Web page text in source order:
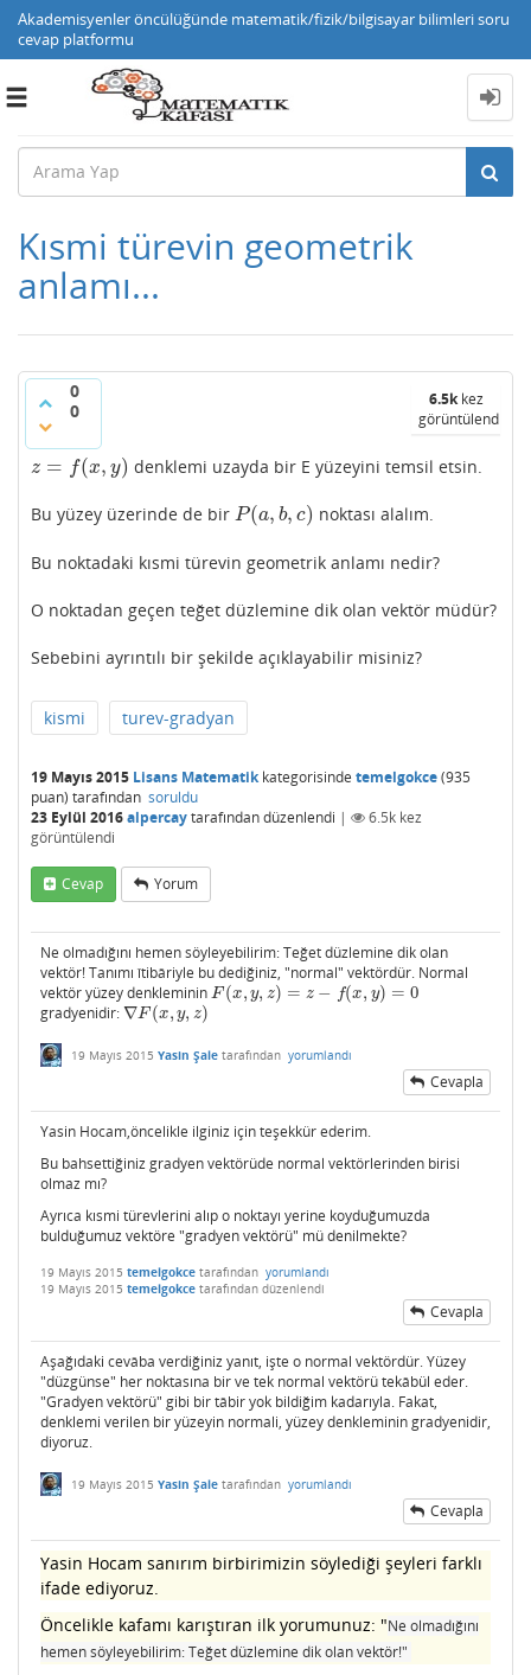
Akademisyenler öncülüğünde matematik/fizik/bilgisayar bilimleri soru
cevap platformu
Toggle
Kısmi türevin geometrik
anlamı...
0
0
6.5kkez
görüntülendi
z = f(x, y)
z=f(x y) denklemi uzayda bir E yüzeyini temsil etsin.
Bu yüzey üzerinde de bir P(a, b, c)
P(a,b, c) noktası alalım.
Bu noktadaki kısmi türevin geometrik anlamı nedir?
O noktadan geçen teğet düzlemine dik olan vektör müdür?
Sebebini ayrıntılı bir şekilde açıklayabilir misiniz?
kismi turev-gradyan
19 Mayıs 2015 Lisans Matematikkategorisinde temelgokce(935
puan) tarafından soruldu
23 Eylül 2016alpercaytarafındandüzenlendi | 6.5k kez
görüntülendi
Cevap Yorum
Ne olmadığını hemen söyleyebilirim: Teğet düzlemine dik olan
vektör! Tanımı îtibâriyle bu dediğiniz, "normal" vektördür. Normal
vektör yüzey denkleminin F (x, y, z) = z − f(x, y) = 0
F(x,y,z)= z−f (x, y)=0
gradyenidir:∇F (x, y, z)
∇F(x,y,z)
19 Mayıs 2015 Yasin Şale tarafından yorumlandı
Cevapla
Yasin Hocam,öncelikle ilginiz için teşekkür ederim.
Bu bahsettiğiniz gradyen vektörüde normal vektörlerinden birisi
olmaz mı?
Ayrıca kısmi türevlerini alıp o noktayı yerine koyduğumuzda
bulduğumuz vektöre "gradyen vektörü" mü denilmekte?
19 Mayıs 2015 temelgokce tarafından yorumlandı
19 Mayıs 2015 temelgokce tarafından düzenlendi
Cevapla
Aşağıdaki cevâba verdiğiniz yanıt, işte o normal vektördür. Yüzey
"düzgünse" her noktasına bir ve tek normal vektörü tekâbül eder.
"Gradyen vektörü" gibi bir tâbir yok bildiğim kadarıyla. Fakat,
denklemi verilen bir yüzeyin normali, yüzey denkleminin gradyenidir,
diyoruz.
19 Mayıs 2015 Yasin Şale tarafından yorumlandı
Cevapla
Yasin Hocam sanırım birbirimizin söylediği şeyleri farklı
ifade ediyoruz.
Öncelikle kafamı karıştıran ilk yorumunuz: "Ne olmadığını
hemen söyleyebilirim: Teğet düzlemine dik olan vektör!"